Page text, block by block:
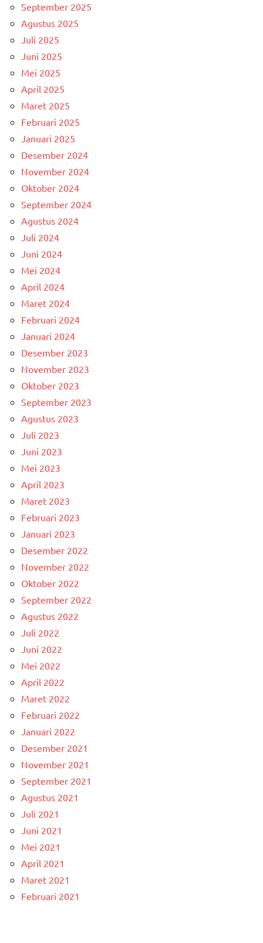
September 2025
Agustus 2025
Juli 2025
Juni 2025
Mei 2025
April 2025
Maret 2025
Februari 2025
Januari 2025
Desember 2024
November 2024
Oktober 2024
September 2024
Agustus 2024
Juli 2024
Juni 2024
Mei 2024
April 2024
Maret 2024
Februari 2024
Januari 2024
Desember 2023
November 2023
Oktober 2023
September 2023
Agustus 2023
Juli 2023
Juni 2023
Mei 2023
April 2023
Maret 2023
Februari 2023
Januari 2023
Desember 2022
November 2022
Oktober 2022
September 2022
Agustus 2022
Juli 2022
Juni 2022
Mei 2022
April 2022
Maret 2022
Februari 2022
Januari 2022
Desember 2021
November 2021
September 2021
Agustus 2021
Juli 2021
Juni 2021
Mei 2021
April 2021
Maret 2021
Februari 2021